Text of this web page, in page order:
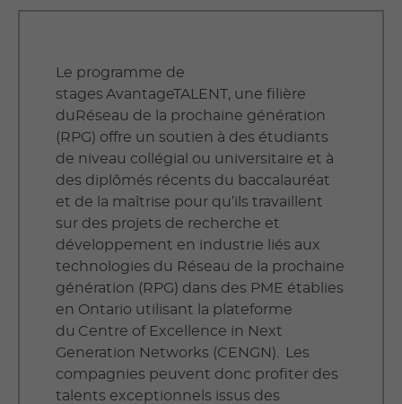
Le programme de
stages AvantageTALENT, une filière
duRéseau de la prochaine génération
(RPG) offre un soutien à des étudiants
de niveau collégial ou universitaire et à
des diplômés récents du baccalauréat
et de la maîtrise pour qu’ils travaillent
sur des projets de recherche et
développement en industrie liés aux
technologies du Réseau de la prochaine
génération (RPG) dans des PME établies
en Ontario utilisant la plateforme
du Centre of Excellence in Next
Generation Networks (CENGN). Les
compagnies peuvent donc profiter des
talents exceptionnels issus des